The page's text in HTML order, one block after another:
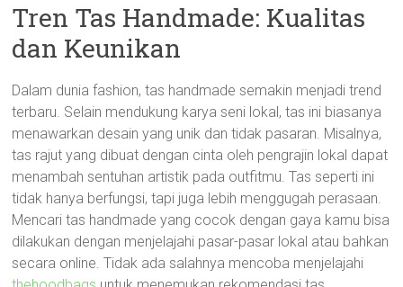
Tren Tas Handmade: Kualitas
dan Keunikan
Dalam dunia fashion, tas handmade semakin menjadi trend
terbaru. Selain mendukung karya seni lokal, tas ini biasanya
menawarkan desain yang unik dan tidak pasaran. Misalnya,
tas rajut yang dibuat dengan cinta oleh pengrajin lokal dapat
menambah sentuhan artistik pada outfitmu. Tas seperti ini
tidak hanya berfungsi, tapi juga lebih menggugah perasaan.
Mencari tas handmade yang cocok dengan gaya kamu bisa
dilakukan dengan menjelajahi pasar-pasar lokal atau bahkan
secara online. Tidak ada salahnya mencoba menjelajahi